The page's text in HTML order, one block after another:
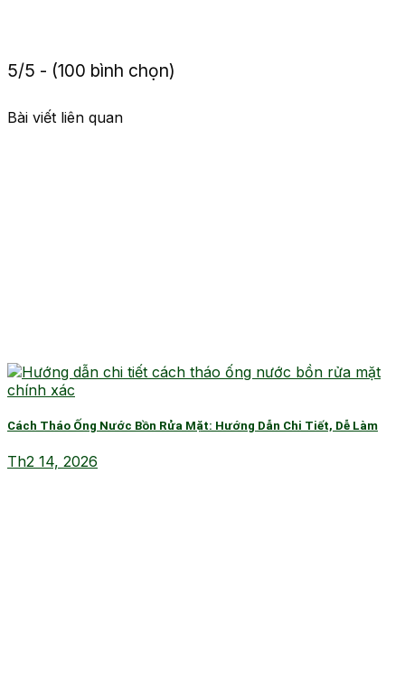
5/5 - (100 bình chọn)
Bài viết liên quan
Cách Tháo Ống Nước Bồn Rửa Mặt: Hướng Dẫn Chi Tiết, Dễ Làm
Th2 14, 2026